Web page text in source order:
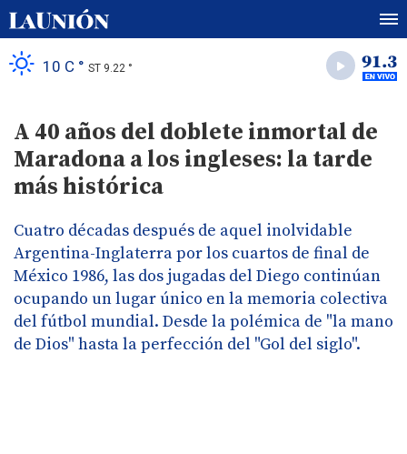
10 C ° ST 9.22 °
A 40 años del doblete inmortal de
Maradona a los ingleses: la tarde
más histórica
Cuatro décadas después de aquel inolvidable
Argentina-Inglaterra por los cuartos de final de
México 1986, las dos jugadas del Diego continúan
ocupando un lugar único en la memoria colectiva
del fútbol mundial. Desde la polémica de "la mano
de Dios" hasta la perfección del "Gol del siglo".